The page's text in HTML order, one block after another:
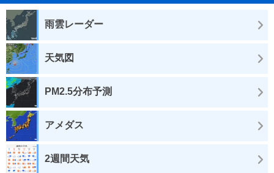
雨雲レーダー
天気図
PM2.5分布予測
アメダス
2週間天気